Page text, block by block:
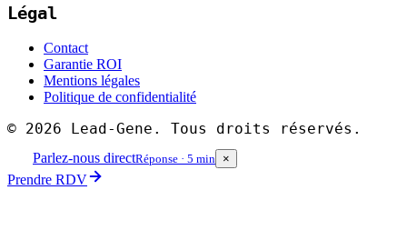
Légal
Contact
Garantie ROI
Mentions légales
Politique de confidentialité
© 2026 Lead-Gene. Tous droits réservés.
Parlez-nous directRéponse · 5 min ×
Prendre RDV